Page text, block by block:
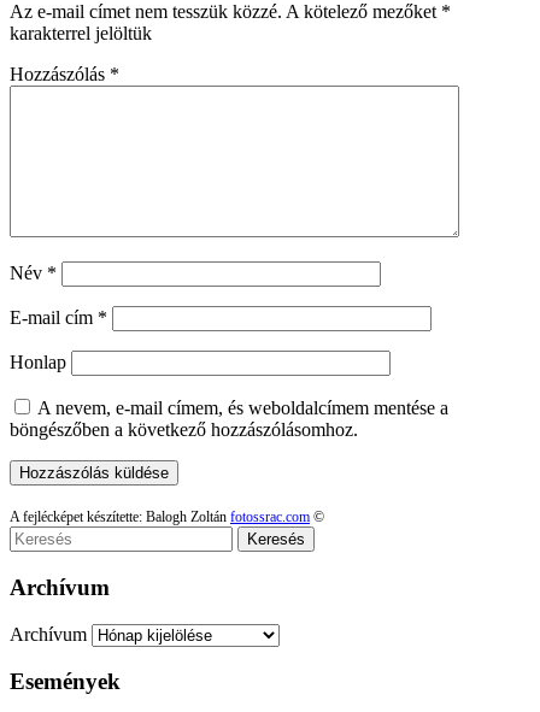
Az e-mail címet nem tesszük közzé. A kötelező mezőket *
karakterrel jelöltük
Hozzászólás *
Név *
E-mail cím *
Honlap
A nevem, e-mail címem, és weboldalcímem mentése a
böngészőben a következő hozzászólásomhoz.
A fejlécképet készítette: Balogh Zoltán fotossrac.com ©
Keresés
Archívum
Archívum
Események